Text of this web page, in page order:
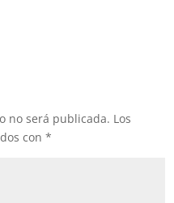
no será publicada. Los
con*